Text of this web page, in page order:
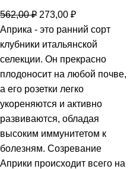
562,00₽ 273,00 ₽
Априка - это ранний сорт
клубники итальянской
селекции. Он прекрасно
плодоносит на любой почве,
а его розетки легко
укореняются и активно
развиваются, обладая
высоким иммунитетом к
болезням. Созревание
Априки происходит всего на